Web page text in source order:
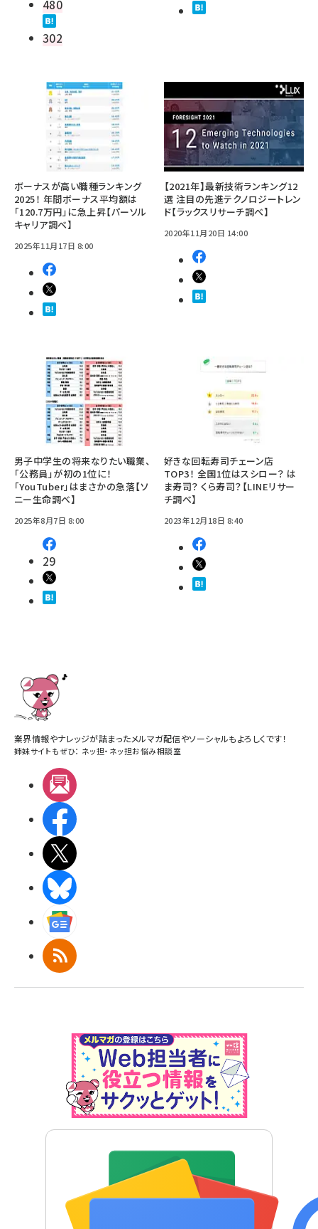
480
302
ボーナスが高い職種ランキング
2025！ 年間ボーナス平均額は
「120.7万円」に急上昇【パーソル
キャリア調べ】
2025年11月17日 8:00
【2021年】最新技術ランキング12
選 注目の先進テクノロジートレン
ド【ラックスリサーチ調べ】
2020年11月20日 14:00
男子中学生の将来なりたい職業、
「公務員」が初の1位に！
「YouTuber」はまさかの急落【ソ
ニー生命調べ】
2025年8月7日 8:00
29
好きな回転寿司チェーン店
TOP3！ 全国1位はスシロー？ は
ま寿司？ くら寿司？【LINEリサー
チ調べ】
2023年12月18日 8:40
業界情報やナレッジが詰まったメルマガ配信やソーシャルもよろしくです！
姉妹サイトもぜひ： ネッ担・ ネッ担お悩み相談室
RSS